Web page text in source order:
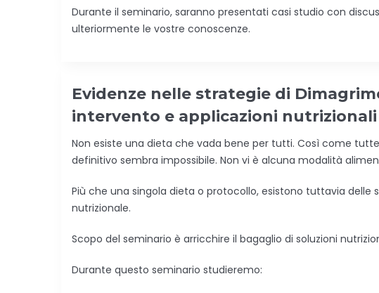
Durante il seminario, saranno presentati casi studio con
ulteriormente le vostre conoscenze.
Evidenze nelle strategie di
intervento e applicazioni nutrizionali
Non esiste una dieta che vada bene per tutti. Così come
definitivo sembra impossibile. Non vi è alcuna modalità
Più che una singola dieta o protocollo, esistono tuttavia
nutrizionale.
Scopo del seminario è arricchire il bagaglio di soluzioni
Durante questo seminario studieremo: